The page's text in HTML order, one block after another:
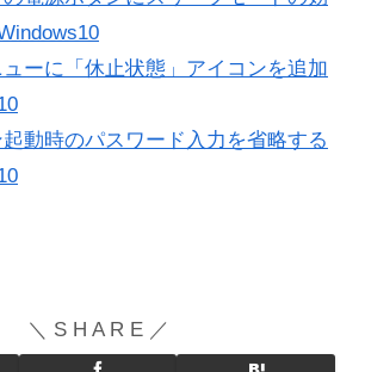
ーに「休止状態」アイコンを追加
動時のパスワード入力を省略する
＼ S H A R E ／